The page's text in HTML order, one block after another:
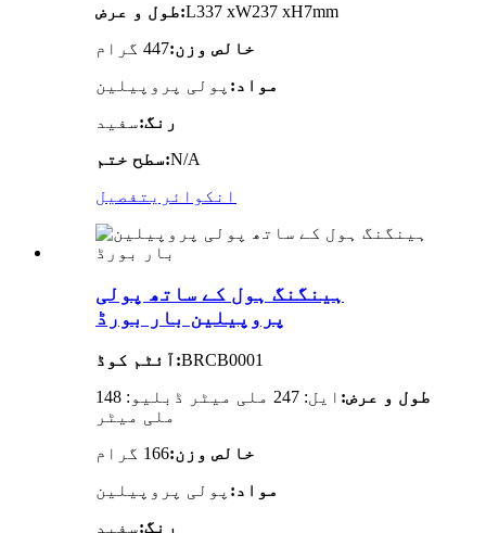
طول و عرض:L337 xW237 xH7mm
خالص وزن:447 گرام
مواد: پولی پروپیلین
رنگ:سفید
سطح ختم:N/A
انکوائری تفصیل
ہینگنگ ہول کے ساتھ پولی
پروپیلین بار بورڈ
آئٹم کوڈ:BRCB0001
طول و عرض:
ایل: 247 ملی میٹر ڈبلیو: 148
ملی میٹر
خالص وزن:166 گرام
مواد: پولی پروپیلین
رنگ:سفید